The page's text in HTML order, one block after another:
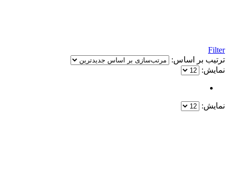
Filter
ترتیب بر اساس:
نمایش:
نمایش: